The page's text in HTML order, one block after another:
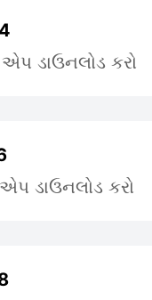
ડાઉનલોડ કરો
ડાઉનલોડ કરો